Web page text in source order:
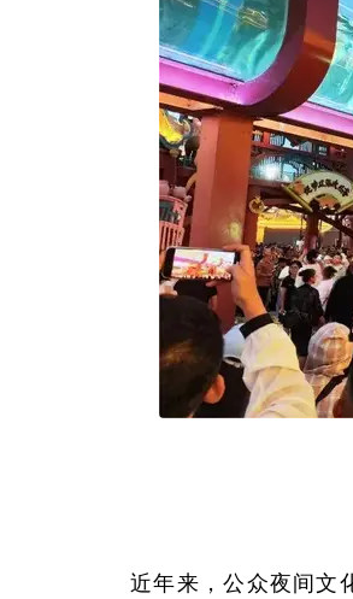
近年来，公众夜间文